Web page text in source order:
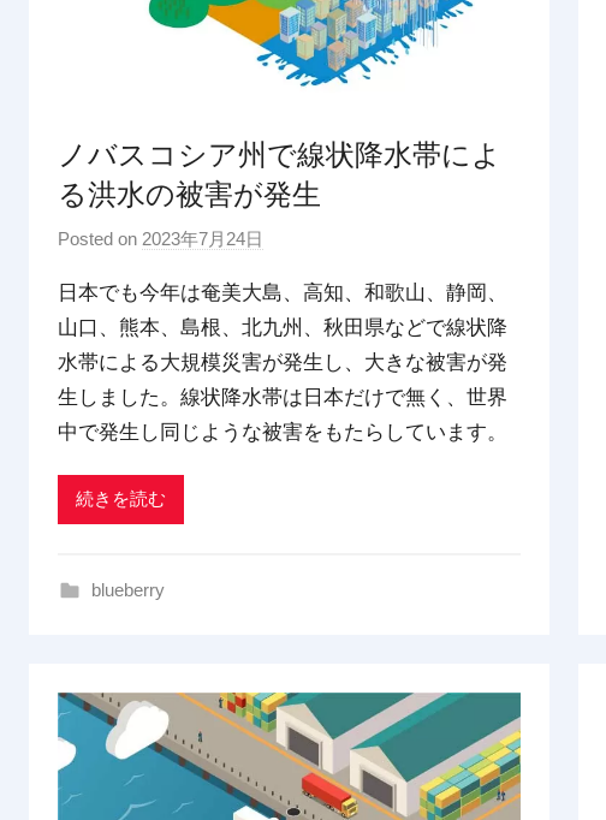
ノバスコシア州で線状降水帯によ
る洪水の被害が発生
Posted on 2023年7月24日
p
d
x
t
r
日本でも今年は奄美大島、高知、和歌山、静岡、
山口、熊本、島根、北九州、秋田県などで線状降
水帯による大規模災害が発生し、大きな被害が発
生しました。線状降水帯は日本だけで無く、世界
中で発生し同じような被害をもたらしています。
続きを読む
blueberry